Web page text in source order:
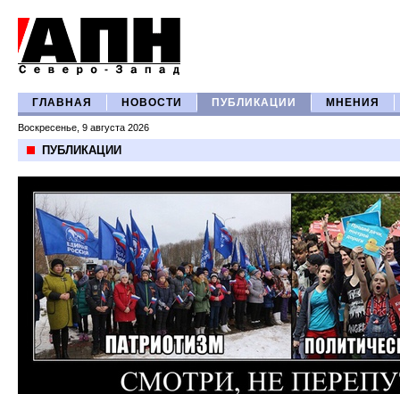
ГЛАВНАЯ НОВОСТИ ПУБЛИКАЦИИ МНЕНИЯ
Воскресенье, 9 августа 2026
ПУБЛИКАЦИИ